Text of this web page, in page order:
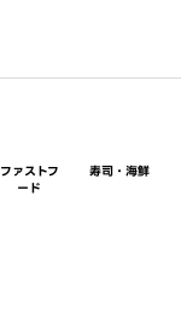
ファストフ
ード
寿司・海鮮